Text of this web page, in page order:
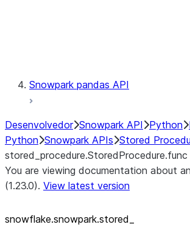
Snowpark pandas API
Desenvolvedor Snowpark API Python
Python Snowpark APIs Stored
stored_procedure.StoredProcedure.func
You are viewing documentation about
(1.23.0). View latest version
snowflake.snowpark.stored_